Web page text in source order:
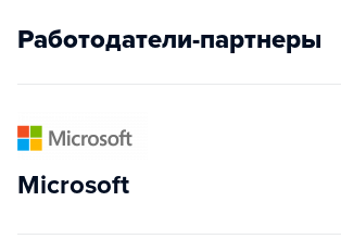
Работодатели-партнеры
Microsoft